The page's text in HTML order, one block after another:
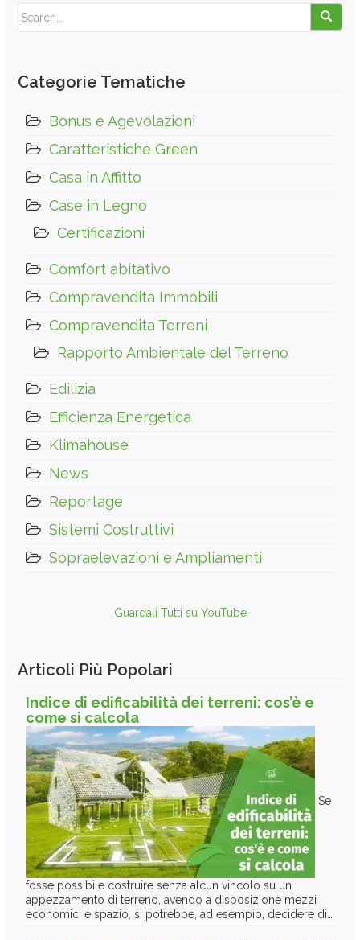
Categorie Tematiche
Bonus e Agevolazioni
Caratteristiche Green
Casa in Affitto
Case in Legno
Certificazioni
Comfort abitativo
Compravendita Immobili
Compravendita Terreni
Rapporto Ambientale del Terreno
Edilizia
Efficienza Energetica
Klimahouse
News
Reportage
Sistemi Costruttivi
Sopraelevazioni e Ampliamenti
Guardali Tutti su YouTube
Articoli Più Popolari
Indice di edificabilità dei terreni: cos’è e
come si calcola
Se
fosse possibile costruire senza alcun vincolo su un
appezzamento di terreno, avendo a disposizione mezzi
economici e spazio, si potrebbe, ad esempio, decidere di…